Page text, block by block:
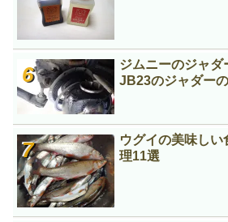
ジムニーのジャダ
JB23のジャダー
ウグイの美味し
理11選